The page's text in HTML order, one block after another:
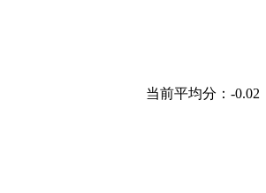
当前平均分： -0.02